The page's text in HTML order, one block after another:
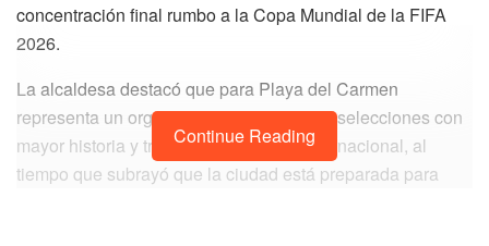
concentración final rumbo a la Copa Mundial de la FIFA
2026.
La alcaldesa destacó que para Playa del Carmen
representa un orgullo recibir a una de las selecciones con
mayor historia y tradición en el fútbol internacional, al
tiempo que subrayó que la ciudad está preparada para
Continue Reading